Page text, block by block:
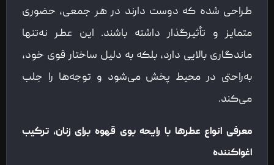
طراحی شده که دوست دارند در هر جمعی، حضوری
متمایز و تأثیرگذار داشته باشند. این عطر نه‌تنها
ماندگاری بالایی دارد، بلکه به دلیل ساختار قوی خود،
به‌راحتی در محیط پخش می‌شود و توجه‌ها را جلب
می‌کند.
معرفی انواع عطرها با رایحه بوی قهوه برای زنان، ترکیب
اغواکننده